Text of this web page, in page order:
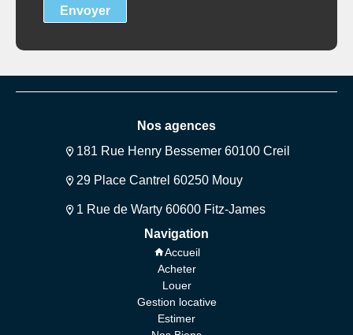
Envoyer
Nos agences
181 Rue Henry Bessemer 60100 Creil
29 Place Cantrel 60250 Mouy
1 Rue de Warty 60600 Fitz-James
Navigation
Accueil
Acheter
Louer
Gestion locative
Estimer